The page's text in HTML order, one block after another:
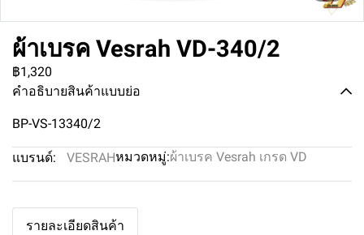
ผ้าเบรค Vesrah VD-340/2
฿1,320
คำอธิบายสินค้าแบบย่อ
BP-VS-13340/2
แบรนด์: VESRAHหมวดหมู่:ผ้าเบรค Vesrah เกรด VD
รายละเอียดสินค้า